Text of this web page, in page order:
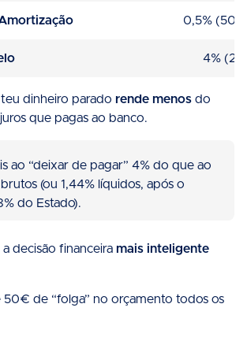
0,5%
4%
dinheiro parado rende menos do
que pagas ao banco.
ao “deixar de pagar” 4% do que ao
(ou 1,44% líquidos, após o
do Estado).
decisão financeira mais inteligente
50€ de “folga” no orçamento todos os